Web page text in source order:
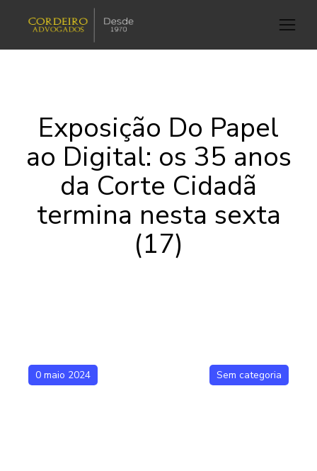
Exposição Do Papel
ao Digital: os 35 anos
da Corte Cidadã
termina nesta sexta
(17)
0 maio 2024 Sem categoria